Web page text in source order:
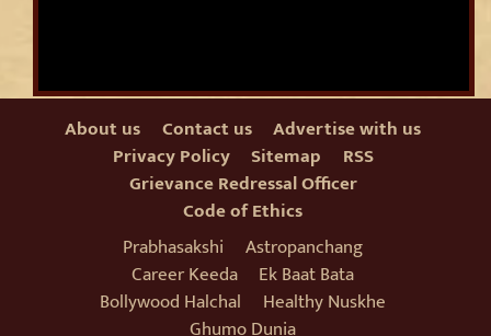
About us Contact us
Advertise with us
Privacy Policy
Sitemap
RSS
Grievance Redressal Officer
Code of Ethics
Prabhasakshi
Astropanchang
Career Keeda
Ek Baat Bata
Bollywood Halchal
Healthy Nuskhe
Ghumo Dunia